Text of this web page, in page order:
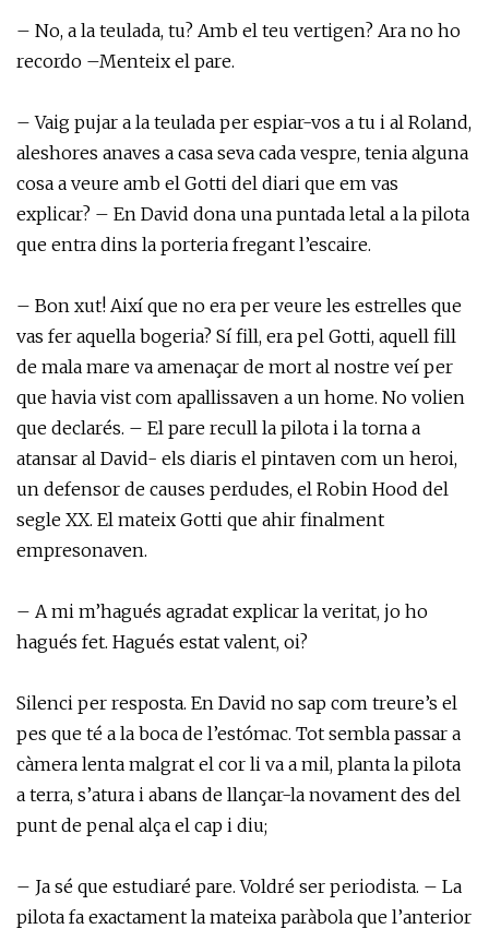
– No, a la teulada, tu? Amb el teu vertigen? Ara no ho
recordo –Menteix el pare.
– Vaig pujar a la teulada per espiar-vos a tu i al Roland,
aleshores anaves a casa seva cada vespre, tenia alguna
cosa a veure amb el Gotti del diari que em vas
explicar? – En David dona una puntada letal a la pilota
que entra dins la porteria fregant l’escaire.
– Bon xut! Així que no era per veure les estrelles que
vas fer aquella bogeria? Sí fill, era pel Gotti, aquell fill
de mala mare va amenaçar de mort al nostre veí per
que havia vist com apallissaven a un home. No volien
que declarés. – El pare recull la pilota i la torna a
atansar al David- els diaris el pintaven com un heroi,
un defensor de causes perdudes, el Robin Hood del
segle XX. El mateix Gotti que ahir finalment
empresonaven.
– A mi m’hagués agradat explicar la veritat, jo ho
hagués fet. Hagués estat valent, oi?
Silenci per resposta. En David no sap com treure’s el
pes que té a la boca de l’estómac. Tot sembla passar a
càmera lenta malgrat el cor li va a mil, planta la pilota
a terra, s’atura i abans de llançar-la novament des del
punt de penal alça el cap i diu;
– Ja sé que estudiaré pare. Voldré ser periodista. – La
pilota fa exactament la mateixa paràbola que l’anterior